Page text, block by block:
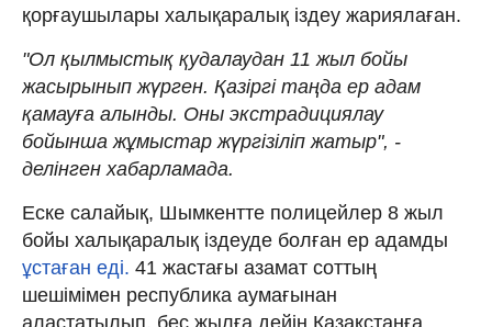
қорғаушылары халықаралық іздеу жариялаған.
"Ол қылмыстық қудалаудан 11 жыл бойы
жасырынып жүрген. Қазіргі таңда ер адам
қамауға алынды. Оны экстрадициялау
бойынша жұмыстар жүргізіліп жатыр", -
делінген хабарламада.
Еске салайық, Шымкентте полицейлер 8 жыл
бойы халықаралық іздеуде болған ер адамды
ұстаған еді. 41 жастағы азамат соттың
шешімімен республика аумағынан
аластатылып, бес жылға дейін Қазақстанға